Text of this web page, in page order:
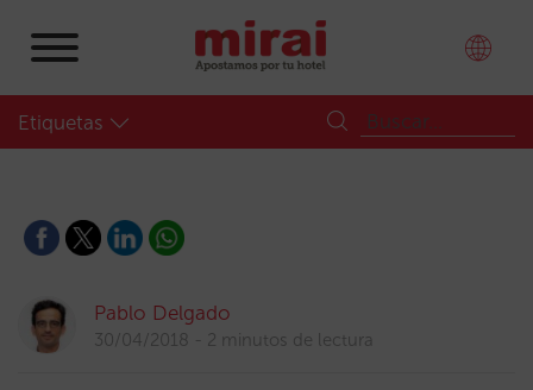
Etiquetas
Pablo Delgado
30/04/2018 2 minutos de lectura